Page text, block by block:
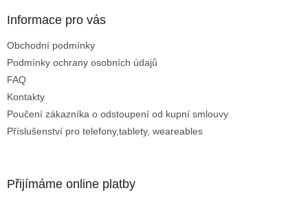
Informace pro vás
Obchodní podmínky
Podmínky ochrany osobních údajů
FAQ
Kontakty
Poučení zákazníka o odstoupení od kupní smlouvy
Příslušenství pro telefony,tablety, weareables
Přijímáme online platby